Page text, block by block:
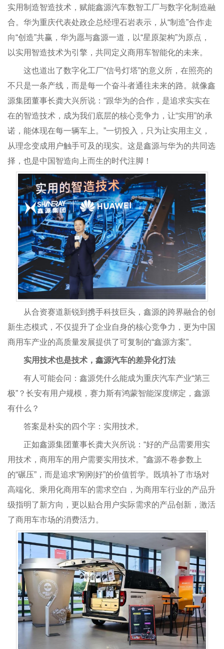
实用制造智造技术，赋能鑫源汽车数智工厂与数字化制造融
合。华为重庆代表处政企总经理石岩表示，从“制造”合作走
向“创造”共赢，华为愿与鑫源一道，以“星原架构”为原点，
以实用智造技术为引擎，共同定义商用车智能化的未来。
这也道出了数字化工厂“信号灯塔”的意义所，在照亮的
不只是一条产线，而是每一个奋斗者通往未来的路。就像鑫
源集团董事长龚大兴所说：“跟华为的合作，是追求实实在
在的智造技术，成为我们底层的核心竞争力，让“实用”的承
诺，能体现在每一辆车上。”一切投入，只为让实用主义，
从理念变成用户触手可及的现实。这是鑫源与华为的共同选
择，也是中国智造向上而生的时代注脚！
从合资赛道新锐到携手科技巨头，鑫源的跨界融合的创
新生态模式，不仅提升了企业自身的核心竞争力，更为中国
商用车产业的高质量发展提供了可复制的“鑫源方案”。
实用技术也是技术，鑫源汽车的差异化打法
有人可能会问：鑫源凭什么能成为重庆汽车产业“第三
极”？长安有用户规模，赛力斯有鸿蒙智能深度绑定，鑫源
有什么？
答案是朴实的四个字：实用技术。
正如鑫源集团董事长龚大兴所说：“好的产品需要用实
用技术，商用车的用户需要实用技术。”鑫源不卷参数上
的“碾压”，而是追求“刚刚好”的价值哲学。既填补了市场对
高端化、乘用化商用车的需求空白，为商用车行业的产品升
级指明了新方向，更以贴合用户实际需求的产品创新，激活
了商用车市场的消费活力。